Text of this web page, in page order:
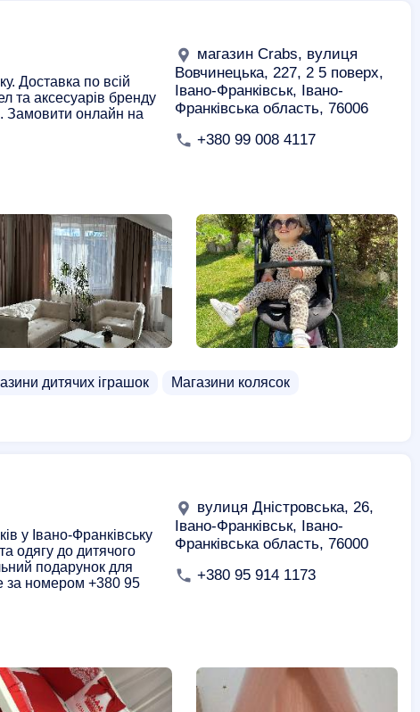
Доставка по всій
та аксесуарів бренду
Замовити онлайн на
магазин Crabs, вулиця
Вовчинецька, 227, 2 5 поверх,
Івано-Франківськ, Івано-
Франківська область, 76006
+380 99 008 4117
дитячих іграшок
Магазини колясок
у Івано-Франківську
одягу до дитячого
подарунок для
за номером +380 95
вулиця Дністровська, 26,
Івано-Франківськ, Івано-
Франківська область, 76000
+380 95 914 1173